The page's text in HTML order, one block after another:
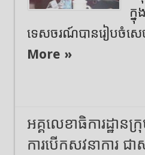
ក្
ទេសចរណ៍បានរៀបចំសេច
More »
អគ្គលេខាធិការដ្ឋា
ការបើកសវនាការ